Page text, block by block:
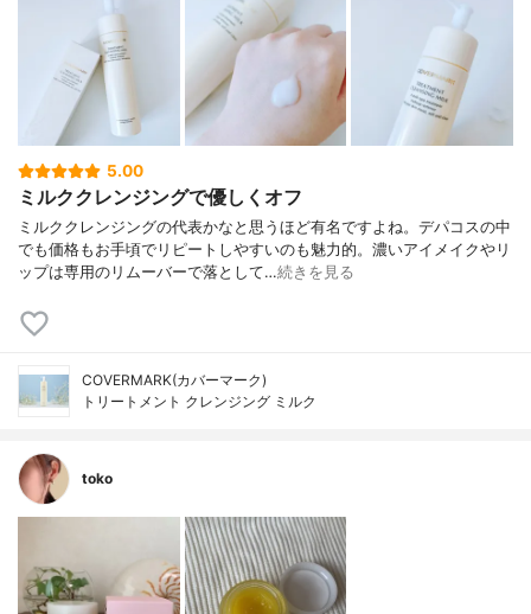
5.00
ミルククレンジングで優しくオフ
ミルククレンジングの代表かなと思うほど有名ですよね。デパコスの中
でも価格もお手頃でリピートしやすいのも魅力的。濃いアイメイクやリ
ップは専用のリムーバーで落として…続きを見る
COVERMARK(カバーマーク)
トリートメント クレンジング ミルク
toko